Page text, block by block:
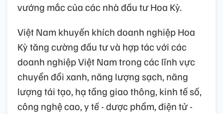
vướng mắc của các nhà đầu tư Hoa Kỳ.
Việt Nam khuyến khích doanh nghiệp Hoa
Kỳ tăng cường đầu tư và hợp tác với các
doanh nghiệp Việt Nam trong các lĩnh vực
chuyển đổi xanh, năng lượng sạch, năng
lượng tái tạo, hạ tầng giao thông, kinh tế số,
công nghệ cao, y tế - dược phẩm, điện tử -